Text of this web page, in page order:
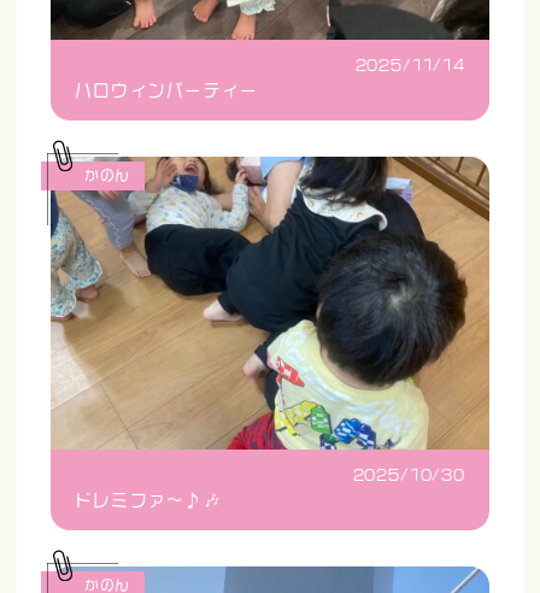
2025/11/14
ハロウィンパーティー
2025/10/30
ドレミファ〜♪🎶
かのん
かのん